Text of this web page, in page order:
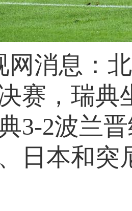
网消息：
赛，瑞典
3-2波兰
日本和突